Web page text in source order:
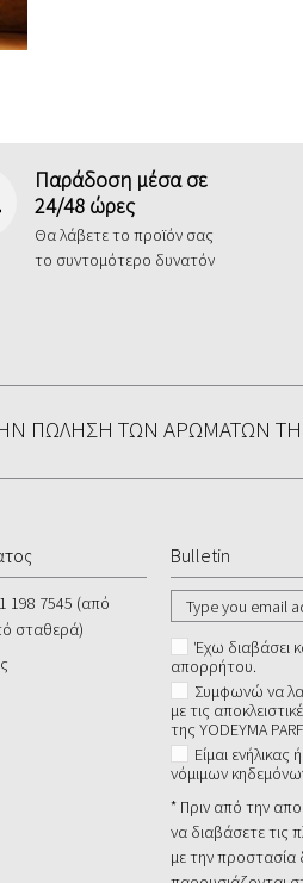
Παράδοση μέσα σε
24/48 ώρες
Θα λάβετε το προϊόν σας
το συντομότερο δυνατόν
ΠΏΛΗΣΗ ΤΩΝ ΑΡΩΜΆΤΩΝ
198 7545 (από
σταθερά)
Bulletin
Έχω διαβάσει
απορρήτου.
Συμφωνώ να
με τις
της YODEYMA
Είμαι
νόμιμων
* Πριν από την
να διαβάσετε τις
με την